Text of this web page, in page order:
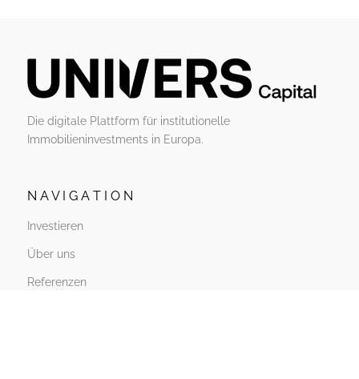
Die digitale Plattform für institutionelle
Immobilieninvestments in Europa.
N A V I G A T I O N
Investieren
Über uns
Referenzen